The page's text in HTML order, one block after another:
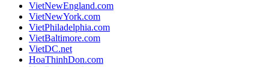
VietNewEngland.com
VietNewYork.com
VietPhiladelphia.com
VietBaltimore.com
VietDC.net
HoaThinhDon.com